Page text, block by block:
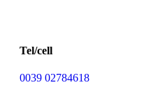
Tel/cell
0039 02784618